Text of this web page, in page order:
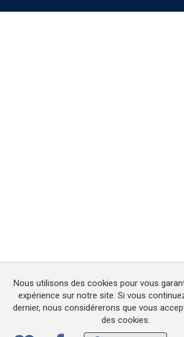
Nous utilisons des cookies pour vous
expérience sur notre site. Si vous
dernier, nous considérerons que vous
des cookies.